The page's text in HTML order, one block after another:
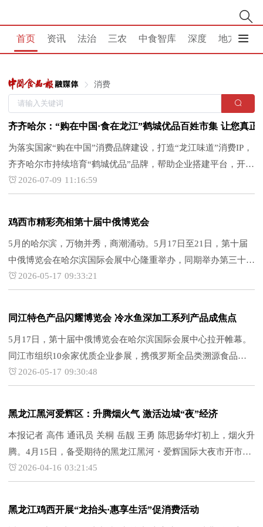
首页 资讯 法治 三农 中食智库 深度 地方
消费
齐齐哈尔：“购在中国·食在龙江”鹤城优品百姓市集 让您真正
为落实国家“购在中国”消费品牌建设，打造“龙江味道”消费IP，
齐齐哈尔市持续培育“鹤城优品”品牌，帮助企业搭建平台，开展
特色促消费活动，持续激活城市消费动能。7月12日—7月21
日，“购在中国·食在龙江”鹤城优品百姓市集将在齐齐哈尔国际
2026-07-09 11:16:59
鸡西市精彩亮相第十届中俄博览会
5月的哈尔滨，万物并秀，商潮涌动。5月17日至21日，第十届
中俄博览会在哈尔滨国际会展中心隆重举办，同期举办第三十五
届哈尔滨国际经济贸易洽谈会。鸡西市精心组织代表团盛装参
展，以“山水墨都、诗画江湖”为主题，全方位展示城市形象、产
2026-05-17 09:33:21
同江特色产品闪耀博览会 冷水鱼深加工系列产品成焦点
5月17日，第十届中俄博览会在哈尔滨国际会展中心拉开帷幕。
同江市组织10余家优质企业参展，携俄罗斯全品类溯源食品、
黑龙江冷水鱼精深加工产品等数十款核心产品精彩亮相，集中展
现同江作为向北开放前沿口岸的发展成果与产业活力，成为本届
2026-05-17 09:30:48
黑龙江黑河爱辉区：升腾烟火气 激活边城“夜”经济
本报记者 高伟 通讯员 关桐 岳靓 王勇 陈思扬华灯初上，烟火升
腾。4月15日，备受期待的黑龙江黑河・爱辉国际大夜市开市，
热辣滚烫的夜生活正式回归。黑河·爱辉国际大夜市开市首日航
拍 胡鹏博/摄走进夜市，人流如织、热闹非凡，随处可见前来打
2026-04-16 03:21:45
黑龙江鸡西开展“龙抬头·惠享生活”促消费活动